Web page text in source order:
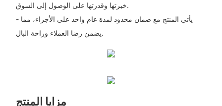
خبرتها وقدرتها على الوصول إلى السوق.
- يأتي المنتج مع ضمان محدود لمدة عام واحد على الأجزاء، مما
يضمن رضا العملاء وراحة البال.
مزايا المنتج